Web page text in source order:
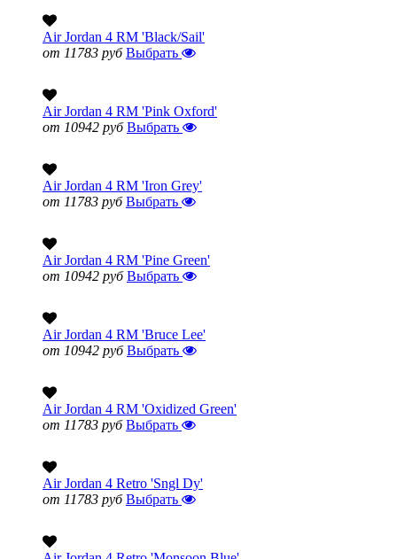
Air Jordan 4 RM 'Black/Sail'
от 11783 руб Выбрать
Air Jordan 4 RM 'Pink Oxford'
от 10942 руб Выбрать
Air Jordan 4 RM 'Iron Grey'
от 11783 руб Выбрать
Air Jordan 4 RM 'Pine Green'
от 10942 руб Выбрать
Air Jordan 4 RM 'Bruce Lee'
от 10942 руб Выбрать
Air Jordan 4 RM 'Oxidized Green'
от 11783 руб Выбрать
Air Jordan 4 Retro 'Sngl Dy'
от 11783 руб Выбрать